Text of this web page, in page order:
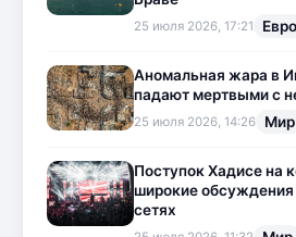
25 июля 2026, 17:21
Аномальная жара в
падают мертвыми с
25 июля 2026, 14:26 Мир
Поступок Хадисе на
широкие
сетях